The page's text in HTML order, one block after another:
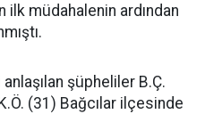
ilk müdahalenin ardından
şüpheliler B.Ç.
(31) Bağcılar ilçesinde